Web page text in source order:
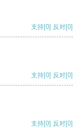
支持[0] 反对[0]
支持[0] 反对[0]
支持[0] 反对[0]